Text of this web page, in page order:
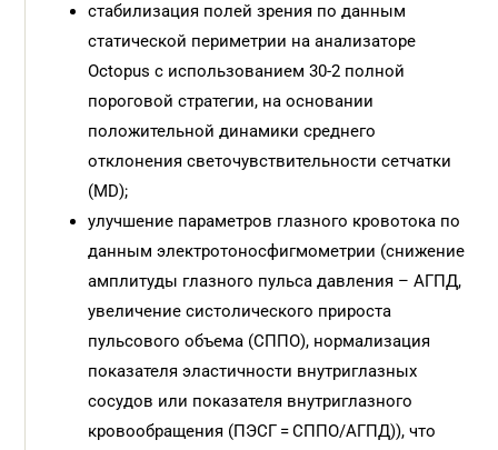
стабилизация полей зрения по данным
статической периметрии на анализаторе
Octopus с использованием 30-2 полной
пороговой стратегии, на основании
положительной динамики среднего
отклонения светочувствительности сетчатки
(МD);
улучшение параметров глазного кровотока по
данным электротоносфигмометрии (снижение
амплитуды глазного пульса давления – АГПД,
увеличение систолического прироста
пульсового объема (СППО), нормализация
показателя эластичности внутриглазных
сосудов или показателя внутриглазного
кровообращения (ПЭСГ = СППО/АГПД)), что